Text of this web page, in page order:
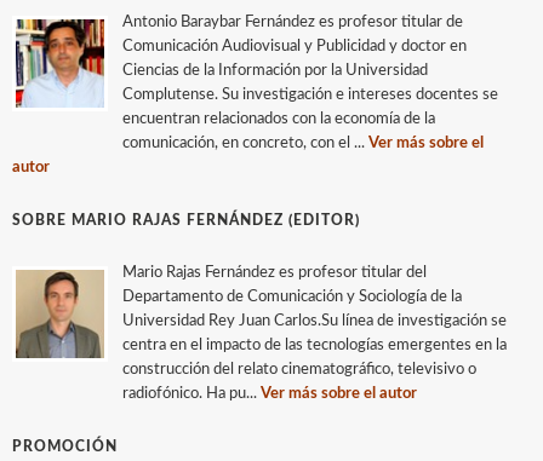
Antonio Baraybar Fernández es profesor titular de
Comunicación Audiovisual y Publicidad y doctor en
Ciencias de la Información por la Universidad
Complutense. Su investigación e intereses docentes se
encuentran relacionados con la economía de la
comunicación, en concreto, con el ... Ver más sobre el
autor
SOBRE MARIO RAJAS FERNÁNDEZ (EDITOR)
Mario Rajas Fernández es profesor titular del
Departamento de Comunicación y Sociología de la
Universidad Rey Juan Carlos.Su línea de investigación se
centra en el impacto de las tecnologías emergentes en la
construcción del relato cinematográfico, televisivo o
radiofónico. Ha pu... Ver más sobre el autor
PROMOCIÓN